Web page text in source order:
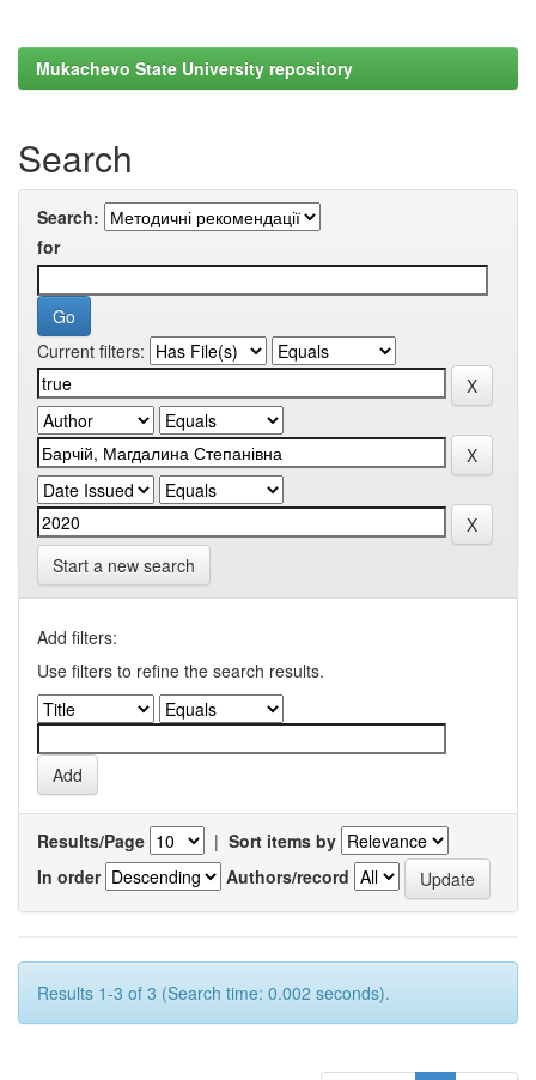
Mukachevo State University repository
Search
Search:
for
Current filters:
Start a new search
Add filters:
Use filters to refine the search results.
Results/Page | Sort items by
In order
Authors/record
Results 1-3 of 3 (Search time: 0.002 seconds).